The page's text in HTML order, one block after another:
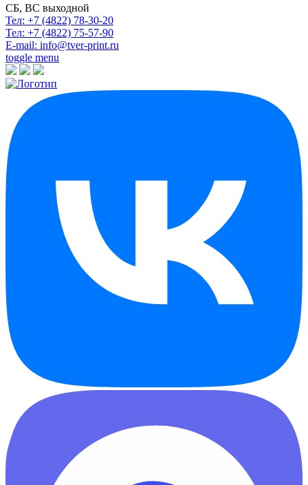
СБ, ВС выходной
Тел: +7 (4822) 78-30-20
Тел: +7 (4822) 75-57-90
E-mail: info@tver-print.ru
toggle menu